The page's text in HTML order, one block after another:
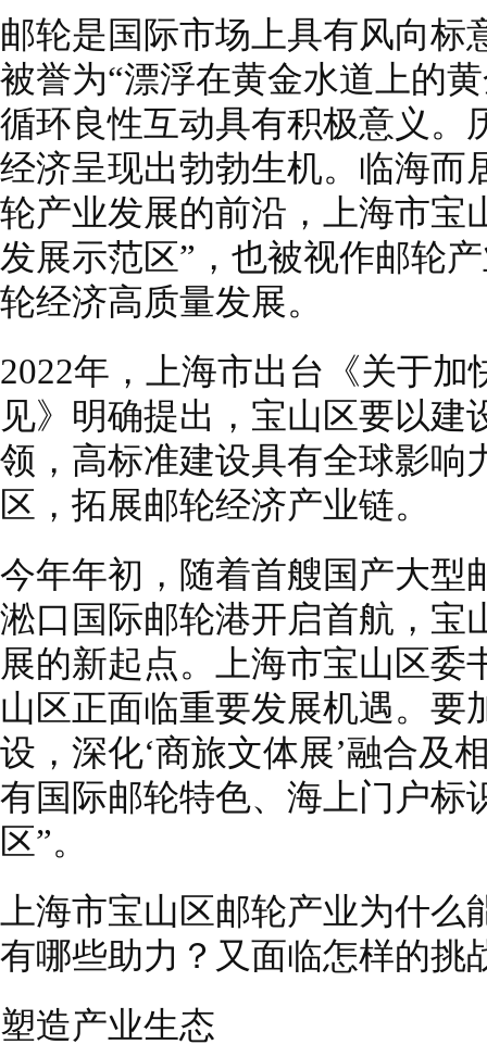
邮轮是国际市场上具有风向标
被誉为“漂浮在黄金水道上的
循环良性互动具有积极意义。
经济呈现出勃勃生机。临海而
轮产业发展的前沿，上海市宝
发展示范区”，也被视作邮轮
轮经济高质量发展。
2022年，上海市出台《关于
见》明确提出，宝山区要以建
领，高标准建设具有全球影响
区，拓展邮轮经济产业链。
今年年初，随着首艘国产大型
淞口国际邮轮港开启首航，宝
展的新起点。上海市宝山区委
山区正面临重要发展机遇。要
设，深化‘商旅文体展’融合及
有国际邮轮特色、海上门户标
区”。
上海市宝山区邮轮产业为什
有哪些助力？又面临怎样的挑
塑造产业生态